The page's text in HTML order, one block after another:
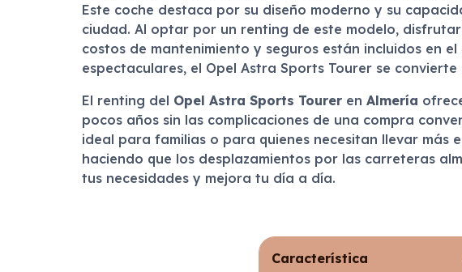
Este coche destaca por su diseño moderno y su
ciudad. Al optar por un renting de este modelo,
costos de mantenimiento y seguros están incluidos en
espectaculares, el Opel Astra Sports Tourer se
El renting del Opel Astra Sports Toureren Almería
pocos años sin las complicaciones de una compra
ideal para familias o para quienes necesitan llevar más
haciendo que los desplazamientos por las carreteras
tus necesidades y mejora tu día a día.
Característica